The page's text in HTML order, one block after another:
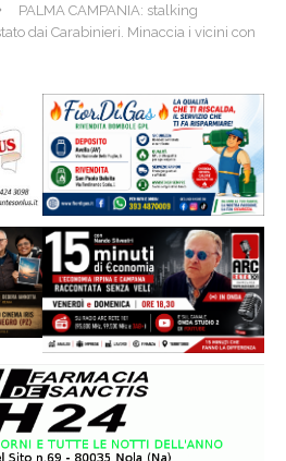
PALMA CAMPANIA: stalking
dai Carabinieri. Minaccia i vicini con